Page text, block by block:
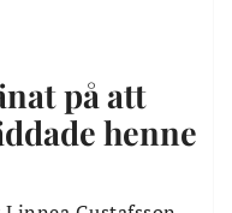
på att
henne